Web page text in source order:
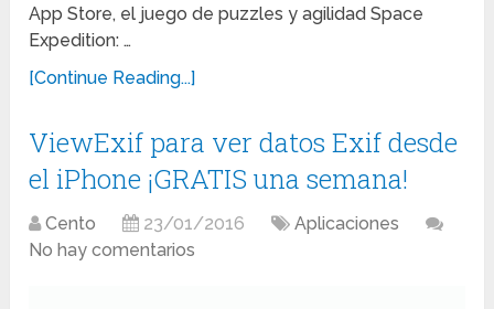
App Store, el juego de puzzles y agilidad Space
Expedition: …
[Continue Reading...]
ViewExif para ver datos Exif desde
el iPhone ¡GRATIS una semana!
Cento 23/01/2016
Aplicaciones
No hay comentarios